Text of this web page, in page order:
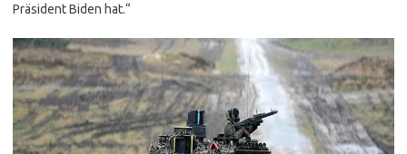
Präsident Biden hat.“